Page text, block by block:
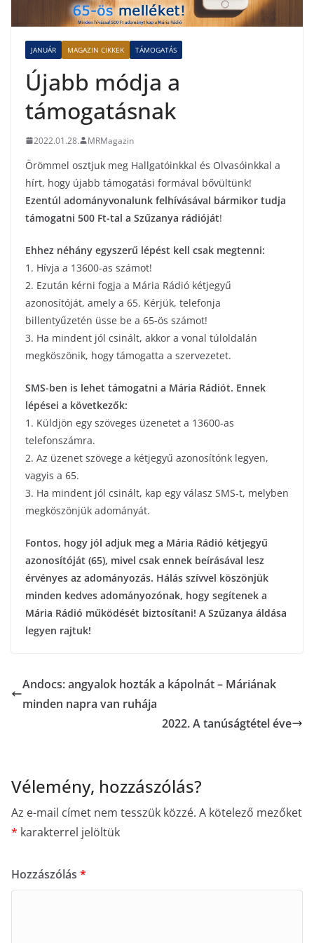
JANUÁR MAGAZIN CIKKEK TÁMOGATÁS
Újabb módja a
támogatásnak
2022.01.28. MRMagazin
Örömmel osztjuk meg Hallgatóinkkal és Olvasóinkkal a
hírt, hogy újabb támogatási formával bővültünk!
Ezentúl adományvonalunk felhívásával bármikor tudja
támogatni 500 Ft-tal a Szűzanya rádióját!
Ehhez néhány egyszerű lépést kell csak megtenni:
1. Hívja a 13600-as számot!
2. Ezután kérni fogja a Mária Rádió kétjegyű
azonosítóját, amely a 65. Kérjük, telefonja
billentyűzetén üsse be a 65-ös számot!
3. Ha mindent jól csinált, akkor a vonal túloldalán
megköszönik, hogy támogatta a szervezetet.
SMS-ben is lehet támogatni a Mária Rádiót. Ennek
lépései a következők:
1. Küldjön egy szöveges üzenetet a 13600-as
telefonszámra.
2. Az üzenet szövege a kétjegyű azonosítónk legyen,
vagyis a 65.
3. Ha mindent jól csinált, kap egy válasz SMS-t, melyben
megköszönjük adományát.
Fontos, hogy jól adjuk meg a Mária Rádió kétjegyű
azonosítóját (65), mivel csak ennek beírásával lesz
érvényes az adományozás. Hálás szívvel köszönjük
minden kedves adományozónak, hogy segítenek a
Mária Rádió működését biztosítani! A Szűzanya áldása
legyen rajtuk!
Andocs: angyalok hozták a kápolnát – Máriának
minden napra van ruhája
2022. A tanúságtétel éve
Vélemény, hozzászólás?
Az e-mail címet nem tesszük közzé. A kötelező mezőket
* karakterrel jelöltük
Hozzászólás *